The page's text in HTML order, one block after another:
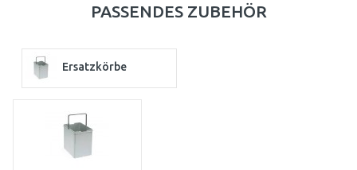
PASSENDES ZUBEHÖR
Ersatzkörbe